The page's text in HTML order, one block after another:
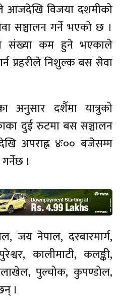
आजदेखि विजया दशमीको
सञ्चालन गर्ने भएको छ ।
संख्या कम हुने भएकाले
प्रहरीले निशुल्क बस सेवा
अनुसार दशैँमा यात्रुको
दुई रुटमा बस सञ्चालन
अपराह्न ४ः०० बजेसम्म
।
जय नेपाल, दरबारमार्ग,
कालीमाटी, कलङ्की,
पुल्चोक, कुपण्डोल,
।